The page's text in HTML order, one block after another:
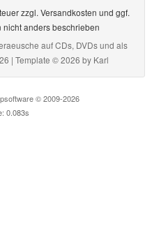
zzgl. Versandkosten und ggf.
anders beschrieben
auf CDs, DVDs und als
| Template © 2026 by Karl
© 2009-2026
0.083s